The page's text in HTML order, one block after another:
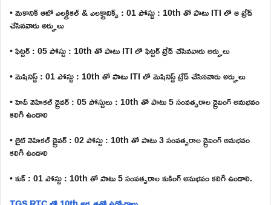
• మెకానిక్ ఆటో ఎలక్ట్రికల్ & ఎలక్ట్రానిక్స్ : 01 పోస్టు : 10th తో పాటు ITI లో ఆ ట్రేడ్
చేసినవారు అర్హులు
• ఫిట్టర్ : 05 పోస్టు : 10th తో పాటు ITI లో ఫిట్టర్ ట్రేడ్ చేసినవారు అర్హులు
• మెషినిస్ట్ : 01 పోస్టు : 10th తో పాటు ITI లో మెషినిస్ట్ ట్రేడ్ చేసినవారు అర్హులు
• హెవీ వెహికల్ డ్రైవర్ : 05 పోస్టులు : 10th తో పాటు 5 సంవత్సరాల డ్రైవింగ్ అనుభవం
కలిగి ఉండాలి
• లైట్ వెహికల్ డ్రైవర్ : 02 పోస్టు : 10th తో పాటు 3 సంవత్సరాల డ్రైవింగ్ అనుభవం
కలిగి ఉండాలి
• కుక్ : 01 పోస్టు : 10th తో పాటు 5 సంవత్సరాల కుకింగ్ అనుభవం కలిగి ఉండాలి.